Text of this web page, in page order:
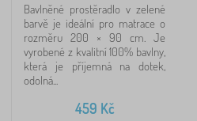
Bavlněné prostěradlo v zelené
barvě je ideální pro matrace o
rozměru 200 × 90 cm. Je
vyrobené z kvalitní 100% bavlny,
která je příjemná na dotek,
odolná...
459 Kč